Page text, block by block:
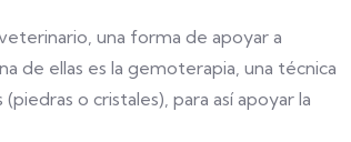
una forma de apoyar a
de ellas es la gemoterapia, una técnica
o cristales), para así apoyar la